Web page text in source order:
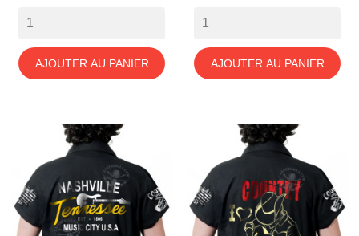
AJOUTER AU PANIER AJOUTER AU PANIER